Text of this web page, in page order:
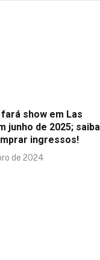
show em Las
junho de 2025; saiba
ingressos!
de 2024